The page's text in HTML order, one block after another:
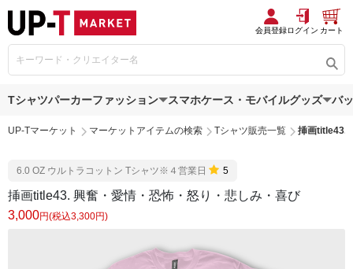
会員登録ログイン カート
Tシャツパーカーファッション スマホケース・モバイルグッズ バ
UP-Tマーケット マーケットアイテムの検索 Tシャツ販売一覧 挿画title43.
6.0 OZ ウルトラコットン Tシャツ※４営業日 5
挿画title43. 興奮・愛情・恐怖・怒り・悲しみ・喜び
3,000円(税込3,300円)